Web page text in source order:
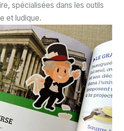
spécialisées dans les outils
et ludique.